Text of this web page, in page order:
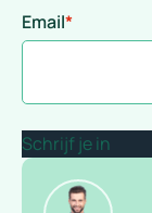
Email*